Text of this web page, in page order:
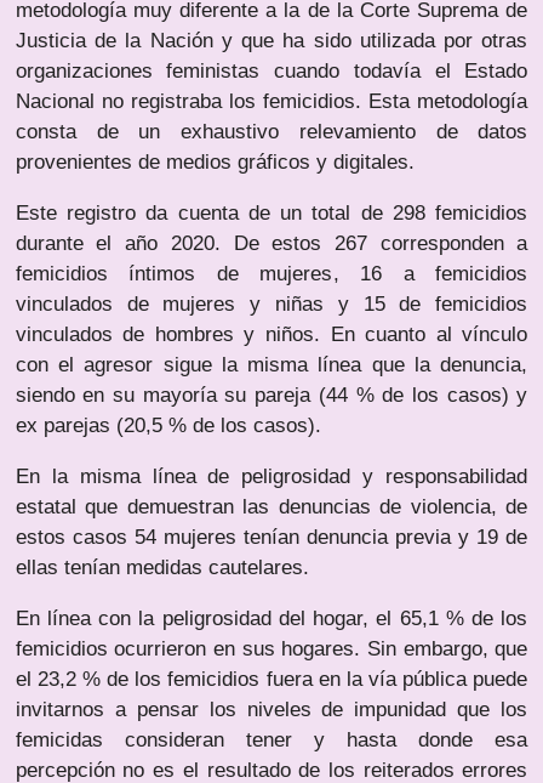
metodología muy diferente a la de la Corte Suprema de
Justicia de la Nación y que ha sido utilizada por otras
organizaciones feministas cuando todavía el Estado
Nacional no registraba los femicidios. Esta metodología
consta de un exhaustivo relevamiento de datos
provenientes de medios gráficos y digitales.
Este registro da cuenta de un total de 298 femicidios
durante el año 2020. De estos 267 corresponden a
femicidios íntimos de mujeres, 16 a femicidios
vinculados de mujeres y niñas y 15 de femicidios
vinculados de hombres y niños. En cuanto al vínculo
con el agresor sigue la misma línea que la denuncia,
siendo en su mayoría su pareja (44 % de los casos) y
ex parejas (20,5 % de los casos).
En la misma línea de peligrosidad y responsabilidad
estatal que demuestran las denuncias de violencia, de
estos casos 54 mujeres tenían denuncia previa y 19 de
ellas tenían medidas cautelares.
En línea con la peligrosidad del hogar, el 65,1 % de los
femicidios ocurrieron en sus hogares. Sin embargo, que
el 23,2 % de los femicidios fuera en la vía pública puede
invitarnos a pensar los niveles de impunidad que los
femicidas consideran tener y hasta donde esa
percepción no es el resultado de los reiterados errores